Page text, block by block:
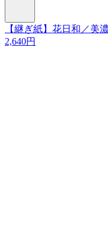
【継ぎ紙】花日和／美
2,640円